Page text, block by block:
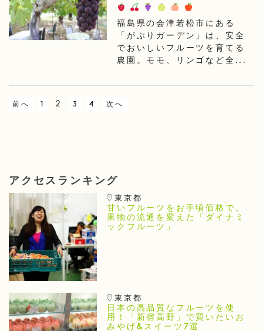
福島県の会津若松市にある
「がぶりガーデン」は、安全
でおいしいフルーツを育てる
農園。モモ、リンゴなど全...
前へ 1 2 3 4 次へ
アクセスランキング
東京都
甘いフルーツをお手頃価格で。
果物の流通を変えた「ダイナミ
ックフルーツ」
東京都
日本の高品質なフルーツを使
用！「新宿高野」で買いたいお
みやげ&スイーツ7選